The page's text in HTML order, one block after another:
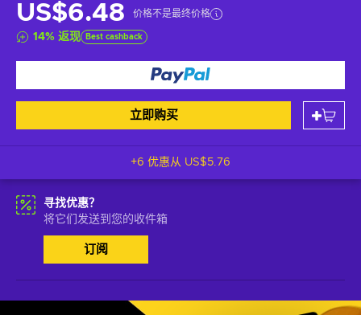
US$6.48 价格不是最终价格
14% 返现 Best cashback
立即购买
+6 优惠从 US$5.76
寻找优惠？
将它们发送到您的收件箱
订阅